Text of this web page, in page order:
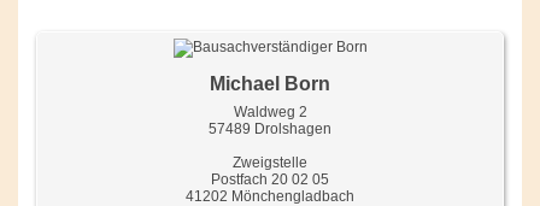
Michael Born
Waldweg 2
57489 Drolshagen
Zweigstelle
Postfach 20 02 05
41202 Mönchengladbach